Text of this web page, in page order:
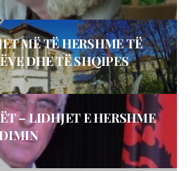
MË TË HERSHME TË
DHE TË SHQIPES
– LIDHJET E HERSHME